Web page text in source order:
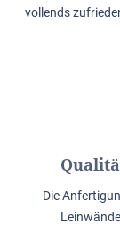
vollends
Die